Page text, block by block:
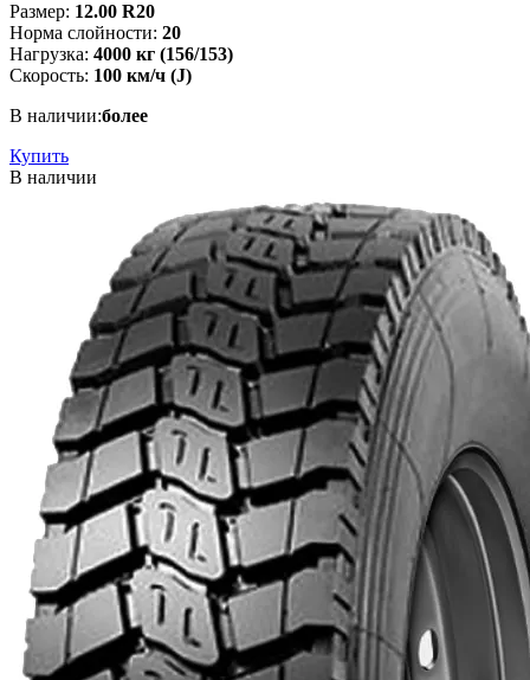
Размер: 12.00 R20
Норма слойности: 20
Нагрузка: 4000 кг (156/153)
Скорость: 100 км/ч (J)
В наличии:более
Купить
В наличии